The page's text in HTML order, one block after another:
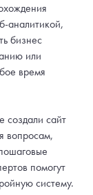
аналитикой,
бизнес
или
время
создали сайт
вопросам,
помогут
систему.